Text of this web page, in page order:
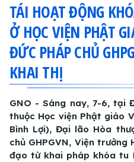
TÁI HOẠT ĐỘNG
Ở HỌC VIỆN PHẬT
ĐỨC PHÁP CHỦ
KHAI THỊ
GNO - Sáng nay, 7-6, tại
thuộc Học viện Phật giáo
Bình Lợi), Đại lão Hòa
chủ GHPGVN, Viện
đạo từ khai pháp khóa tu